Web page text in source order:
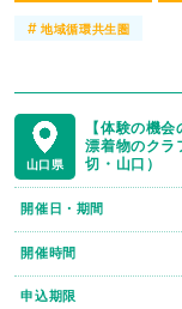
#地域循環共生圏
山口県
【体験の機
漂着物のク
切・山口）
開催日・期間
開催時間
申込期限